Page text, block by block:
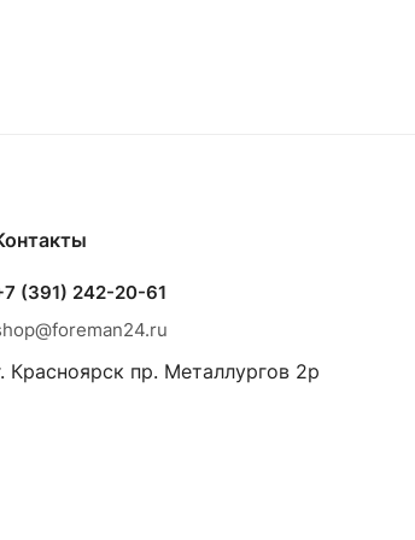
(391) 242-20-61
Красноярск пр. Металлургов 2р